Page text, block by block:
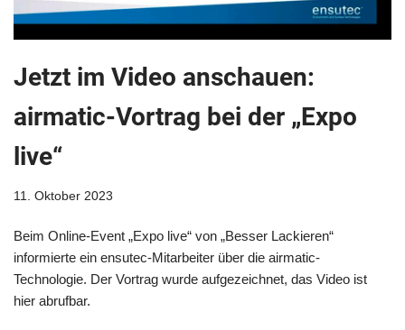
Jetzt im Video anschauen:
airmatic-Vortrag bei der „Expo
live“
11. Oktober 2023
Beim Online-Event „Expo live“ von „Besser Lackieren“
informierte ein ensutec-Mitarbeiter über die airmatic-
Technologie. Der Vortrag wurde aufgezeichnet, das Video ist
hier abrufbar.